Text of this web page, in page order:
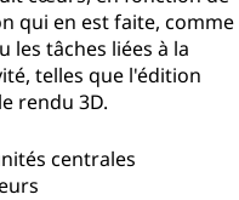
qui en est faite, comme
les tâches liées à la
telles que l'édition
le rendu 3D.
centrales